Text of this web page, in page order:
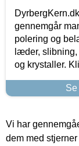
gennemgår
polering og
læder,
og krystaller.
Vi har
dem med